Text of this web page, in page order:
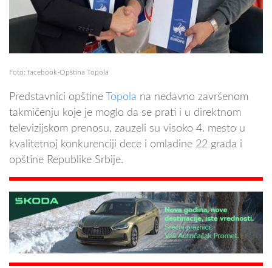
Foto: facebook-Opština Topola
Predstavnici opštine Topola na nedavno završenom
takmičenju koje je moglo da se prati i u direktnom
televizijskom prenosu, zauzeli su visoko 4. mesto u
kvalitetnoj konkurenciji dece i omladine 22 grada i
opštine Republike Srbije.